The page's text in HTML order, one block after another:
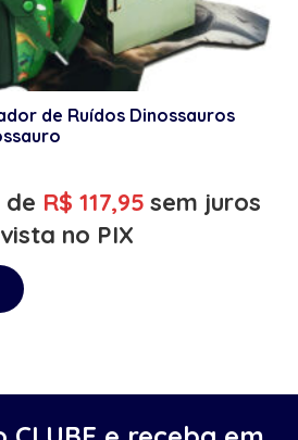
de Ruídos Dinossauros
de R$ 117,95 sem juros
no PIX